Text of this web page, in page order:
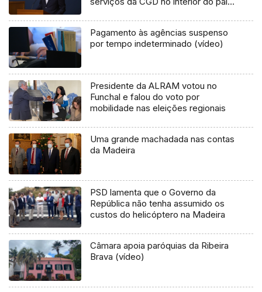
Pagamento às agências suspenso
por tempo indeterminado (vídeo)
Presidente da ALRAM votou no
Funchal e falou do voto por
mobilidade nas eleições regionais
Uma grande machadada nas contas
da Madeira
PSD lamenta que o Governo da
República não tenha assumido os
custos do helicóptero na Madeira
Câmara apoia paróquias da Ribeira
Brava (vídeo)